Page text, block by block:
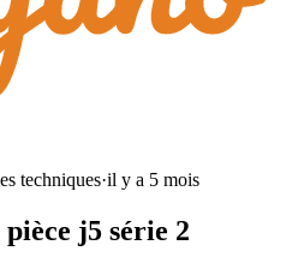
techniques·il y a 5 mois
j5 série 2